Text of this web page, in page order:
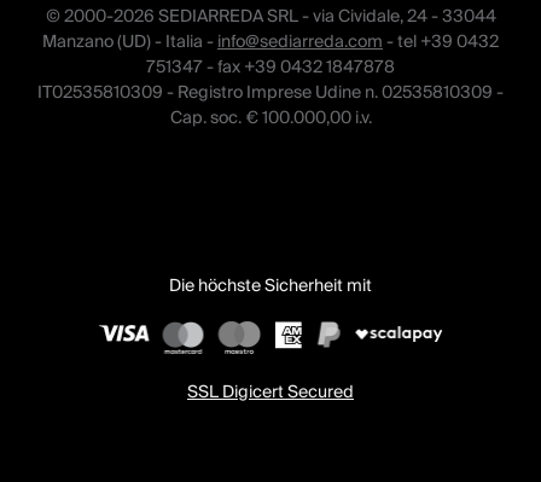
© 2000-2026 SEDIARREDA SRL - via Cividale, 24 - 33044
Manzano (UD) - Italia -info@sediarreda.com- tel +39 0432
751347 - fax +39 0432 1847878
IT02535810309 - Registro Imprese Udine n. 02535810309 -
Cap. soc. € 100.000,00 i.v.
Die höchste Sicherheit mit
SSL Digicert Secured